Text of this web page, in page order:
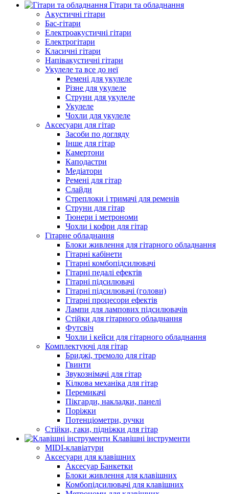
Гітари та обладнання
Акустичні гітари
Бас-гітари
Електроакустичні гітари
Електрогітари
Класичні гітари
Напівакустичні гітари
Укулеле та все до неї
Ремені для укулеле
Різне для укулеле
Струни для укулеле
Укулеле
Чохли для укулеле
Аксесуари для гітар
Засоби по догляду
Інше для гітар
Камертони
Каподастри
Медіатори
Ремені для гітар
Слайди
Стреплоки і тримачі для ременів
Струни для гітар
Тюнери і метрономи
Чохли і кофри для гітар
Гітарне обладнання
Блоки живлення для гітарного обладнання
Гітарні кабінети
Гітарні комбопідсилювачі
Гітарні педалі ефектів
Гітарні підсилювачі
Гітарні підсилювачі (голови)
Гітарні процесори ефектів
Лампи для лампових підсилювачів
Стійки для гітарного обладнання
Футсвіч
Чохли і кейси для гітарного обладнання
Комплектуючі для гітар
Бриджі, тремоло для гітар
Гвинти
Звукознімачі для гітар
Кілкова механіка для гітар
Перемикачі
Пікгарди, накладки, панелі
Поріжки
Потенціометри, ручки
Стійки, гаки, підніжки для гітар
Клавішні інструменти
MIDI-клавіатури
Аксесуари для клавішних
Аксесуар Банкетки
Блоки живлення для клавішних
Комбопідсилювачі для клавішних